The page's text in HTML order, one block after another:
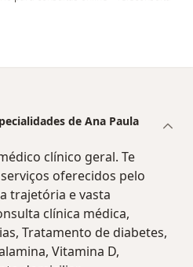
de Ana Paula
clínico geral. Te
oferecidos pelo
trajetória e vasta
clínica médica,
Tratamento de diabetes,
Vitamina D,